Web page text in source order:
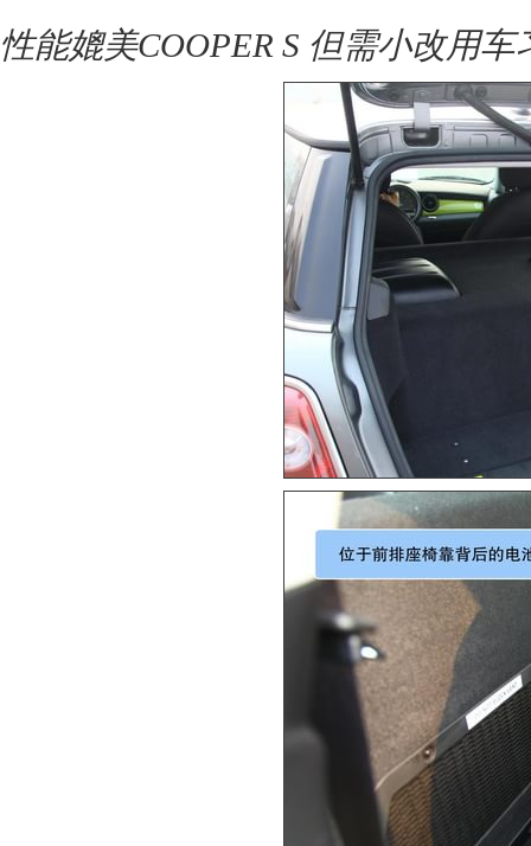
性能媲美COOPER S 但需小改用车